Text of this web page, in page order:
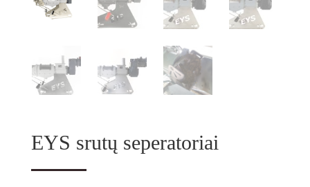
EYS srutų seperatoriai